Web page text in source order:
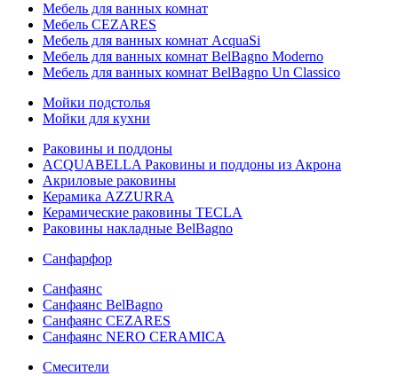
Мебель для ванных комнат
Мебель CEZARES
Мебель для ванных комнат AcquaSi
Мебель для ванных комнат BelBagno Moderno
Мебель для ванных комнат BelBagno Un Classico
Мойки подстолья
Мойки для кухни
Раковины и поддоны
ACQUABELLA Раковины и поддоны из Акрона
Акриловые раковины
Керамика AZZURRA
Керамические раковины TECLA
Раковины накладные BelBagno
Санфарфор
Санфаянс
Санфаянс BelBagno
Санфаянс CEZARES
Санфаянс NERO CERAMICA
Смесители